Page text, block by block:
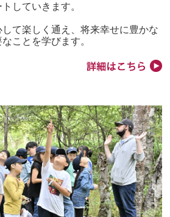
していきます。
て楽しく通え、将来幸せに豊かな
ことを学びます。